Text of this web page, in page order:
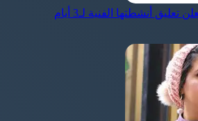
تعليق أنشطتها الفنية لـ3 أيام